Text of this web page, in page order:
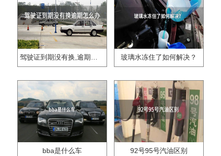
驾驶证到期没有换,逾期怎么办?? 玻璃水冻住了如何解决？
bba是什么车 92号95号汽油区别